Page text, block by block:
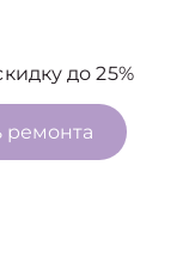
до 25%
ремонта